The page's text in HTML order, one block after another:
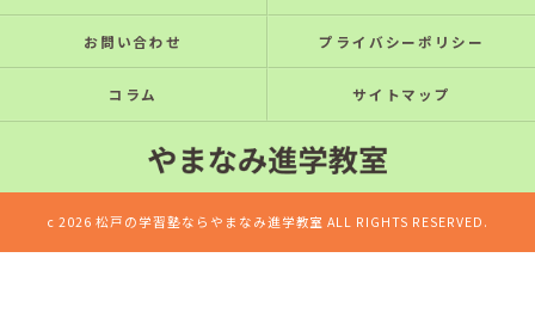
お問い合わせ プライバシーポリシー
コラム サイトマップ
c 2026 松戸の学習塾ならやまなみ進学教室 ALL RIGHTS RESERVED.